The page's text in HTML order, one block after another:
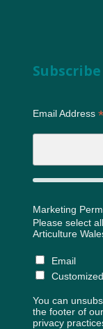
Email Address *
Marketing
Please select
Articulture
Email
You can
the footer of
privacy